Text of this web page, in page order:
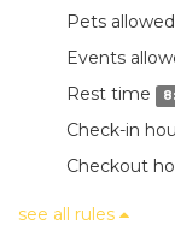
Pets allowed
Events
Rest time
Check-in
Checkout
see all rules